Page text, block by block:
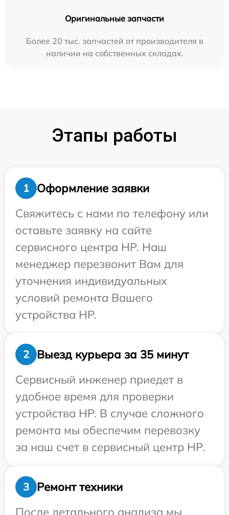
Оригинальные запчасти
Более 20 тыс. запчастей от производителя в
наличии на собственных складах.
Этапы работы
1
Оформление заявки
Свяжитесь с нами по телефону или
оставьте заявку на сайте
сервисного центра HP. Наш
менеджер перезвонит Вам для
уточнения индивидуальных
условий ремонта Вашего
устройства HP.
2
Выезд курьера за 35 минут
Сервисный инженер приедет в
удобное время для проверки
устройства HP. В случае сложного
ремонта мы обеспечим перевозку
за наш счет в сервисный центр HP.
3
Ремонт техники